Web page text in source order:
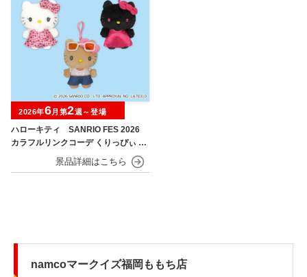
ハローキティ SANRIO FES 2026
カラフルリンクコーデ くりっぴぃ ぬ
2026年6月第2週～登場
namcoマークイズ福岡ももち店